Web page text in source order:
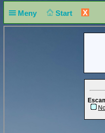
Meny Start X